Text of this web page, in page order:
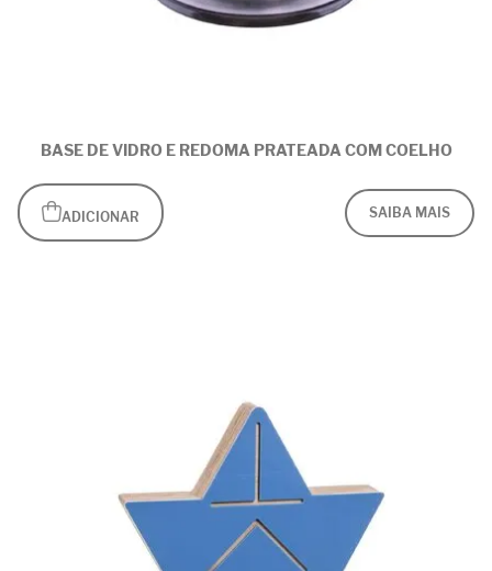
BASE DE VIDRO E REDOMA PRATEADA COM COELHO
ADICIONAR SAIBA MAIS